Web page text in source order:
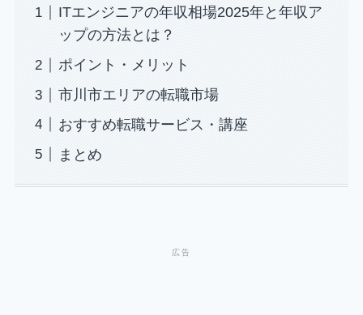
ITエンジニアの年収相場2025年と年収ア
ップの方法とは？
ポイント・メリット
市川市エリアの転職市場
おすすめ転職サービス・講座
まとめ